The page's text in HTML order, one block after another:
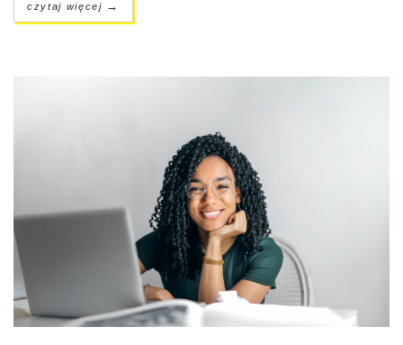
czytaj więcej →